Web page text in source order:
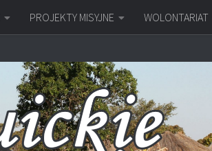
PROJEKTY MISYJNE WOLONTARIAT